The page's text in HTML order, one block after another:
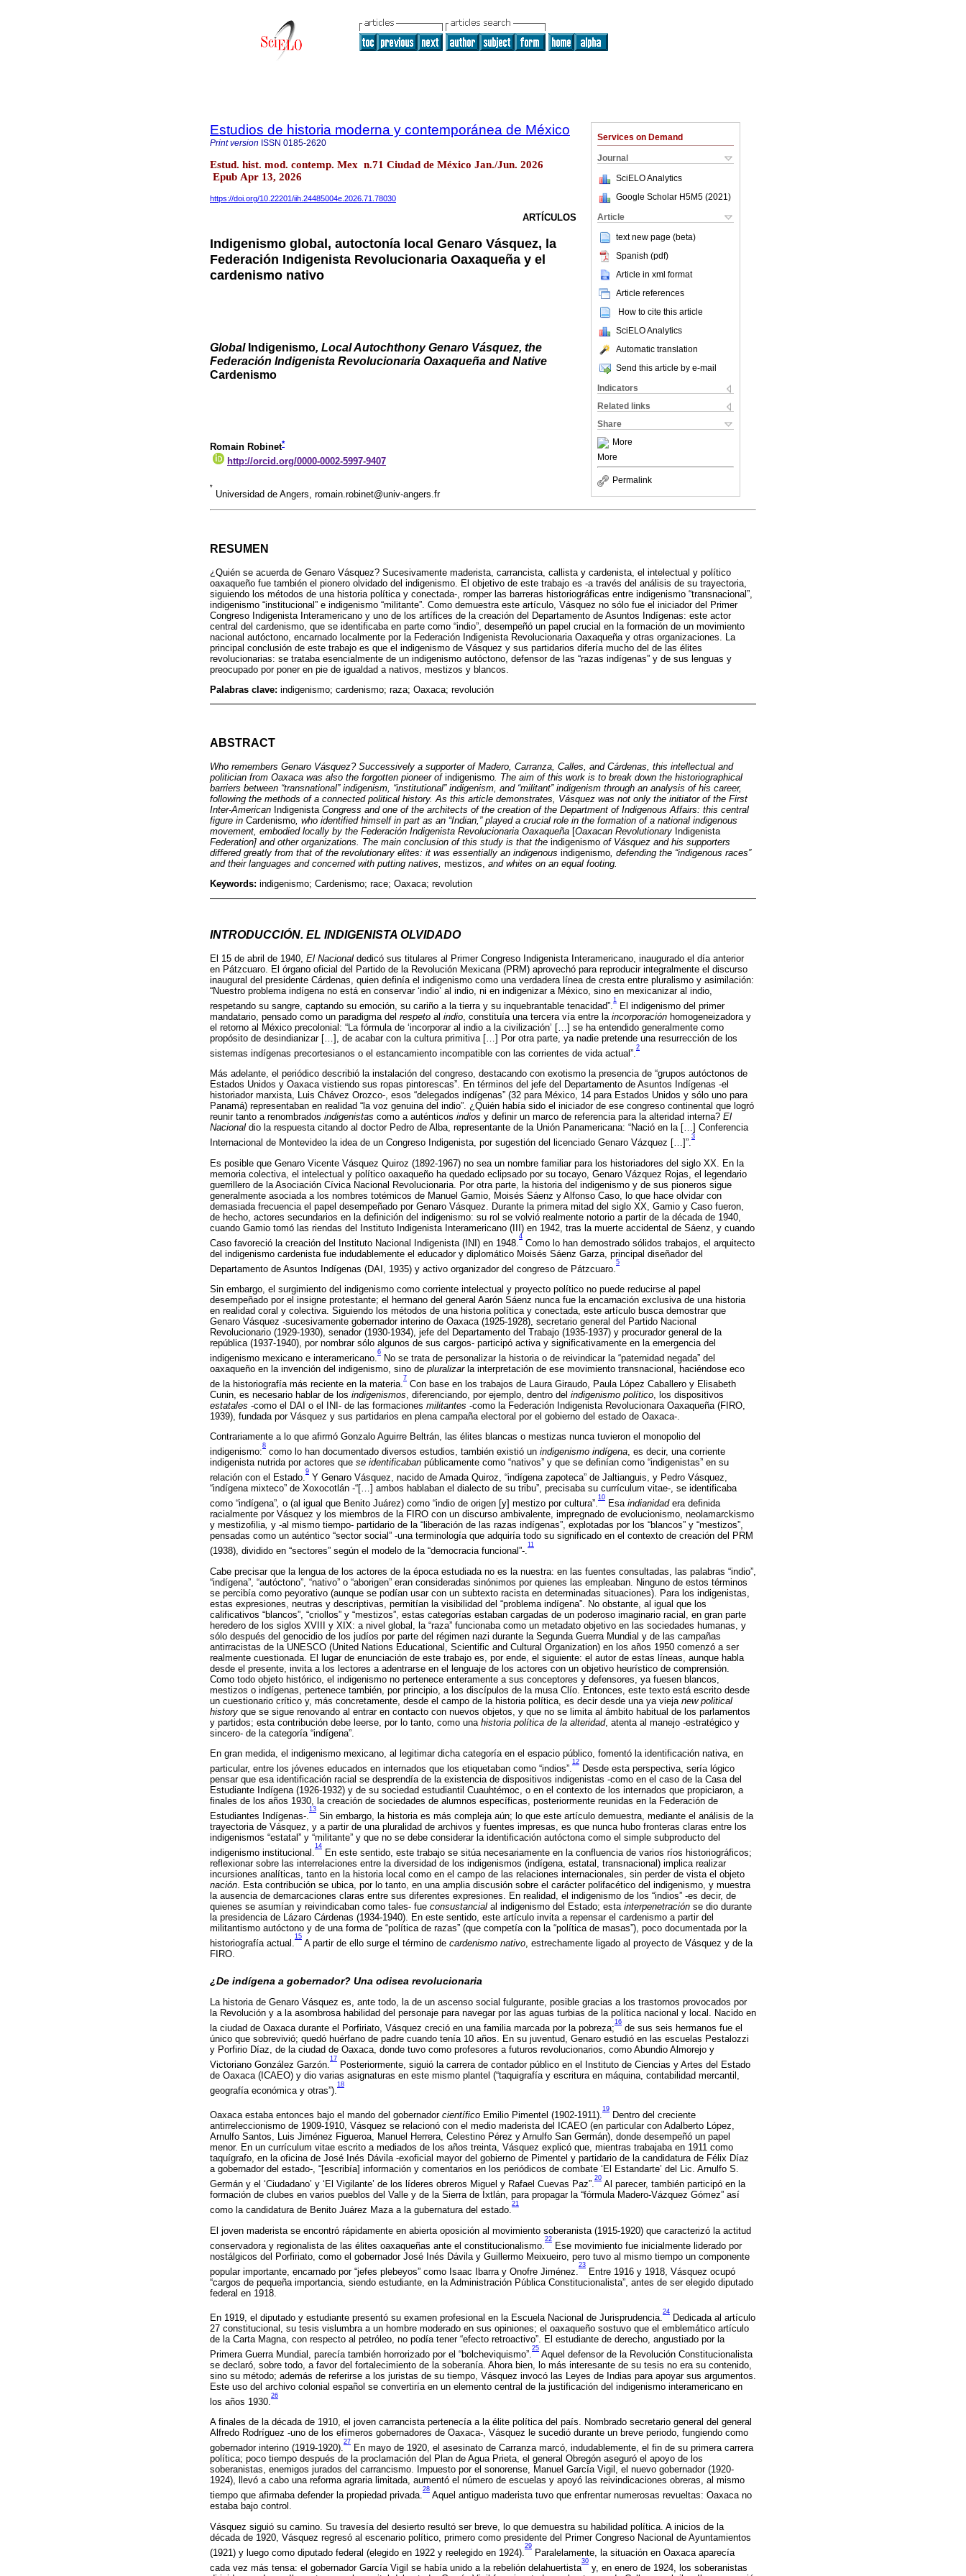
Services on Demand
Journal
SciELO Analytics
Google Scholar H5M5 (2021 )
Article
text new page (beta)
Spanish (pdf)
Article in xml format
Article references
How to cite this article
SciELO Analytics
Automatic translation
Send this article by e-mail
Indicators
Related links
Share
More
More
Permalink
Estudios de historia moderna y contemporánea de México
Print version ISSN 0185-2620
Estud. hist. mod. contemp. Mex n.71 Ciudad de México Jan./Jun. 2026
Epub Apr 13, 2026
https://doi.org/10.22201/iih.24485004e.2026.71.78030
ARTÍCULOS
Indigenismo global, autoctonía local Genaro Vásquez, la
Federación Indigenista Revolucionaria Oaxaqueña y el
cardenismo nativo
GlobalIndigenismo, Local Autochthony Genaro Vásquez, the
Federación Indigenista Revolucionaria Oaxaqueña and Native
Cardenismo
Romain Robinet*
http://orcid.org/0000-0002-5997-9407
*
Universidad de Angers, romain.robinet@univ-angers.fr
RESUMEN
¿Quién se acuerda de Genaro Vásquez? Sucesivamente maderista, carrancista, callista y cardenista, el intelectual y político
oaxaqueño fue también el pionero olvidado del indigenismo. El objetivo de este trabajo es -a través del análisis de su trayectoria,
siguiendo los métodos de una historia política y conectada-, romper las barreras historiográficas entre indigenismo “transnacional”,
indigenismo “institucional” e indigenismo “militante”. Como demuestra este artículo, Vásquez no sólo fue el iniciador del Primer
Congreso Indigenista Interamericano y uno de los artífices de la creación del Departamento de Asuntos Indígenas: este actor
central del cardenismo, que se identificaba en parte como “indio”, desempeñó un papel crucial en la formación de un movimiento
nacional autóctono, encarnado localmente por la Federación Indigenista Revolucionaria Oaxaqueña y otras organizaciones. La
principal conclusión de este trabajo es que el indigenismo de Vásquez y sus partidarios difería mucho del de las élites
revolucionarias: se trataba esencialmente de un indigenismo autóctono, defensor de las “razas indígenas” y de sus lenguas y
preocupado por poner en pie de igualdad a nativos, mestizos y blancos.
Palabras clave: indigenismo; cardenismo; raza; Oaxaca; revolución
ABSTRACT
Who remembers Genaro Vásquez? Successively a supporter of Madero, Carranza, Calles, and Cárdenas, this intellectual and
politician from Oaxaca was also the forgotten pioneer ofindigenismo. The aim of this work is to break down the historiographical
barriers between “transnational” indigenism, “institutional” indigenism, and “militant” indigenism through an analysis of his career,
following the methods of a connected political history. As this article demonstrates, Vásquez was not only the initiator of the First
Inter-American Indigenista Congress and one of the architects of the creation of the Department of Indigenous Affairs: this central
figure in Cardenismo, who identified himself in part as an “Indian,” played a crucial role in the formation of a national indigenous
movement, embodied locally by the Federación Indigenista Revolucionaria Oaxaqueña [Oaxacan Revolutionary Indigenista
Federation] and other organizations. The main conclusion of this study is that the indigenismo of Vásquez and his supporters
differed greatly from that of the revolutionary elites: it was essentially an indigenous indigenismo, defending the “indigenous races”
and their languages and concerned with putting natives, mestizos, and whites on an equal footing.
Keywords: indigenismo; Cardenismo; race; Oaxaca; revolution
INTRODUCCIÓN. EL INDIGENISTA OLVIDADO
El 15 de abril de 1940, El Nacional dedicó sus titulares al Primer Congreso Indigenista Interamericano, inaugurado el día anterior
en Pátzcuaro. El órgano oficial del Partido de la Revolución Mexicana (PRM) aprovechó para reproducir integralmente el discurso
inaugural del presidente Cárdenas, quien definía el indigenismo como una verdadera línea de cresta entre pluralismo y asimilación:
“Nuestro problema indígena no está en conservar ‘indio’ al indio, ni en indigenizar a México, sino en mexicanizar al indio,
respetando su sangre, captando su emoción, su cariño a la tierra y su inquebrantable tenacidad”.
1
El indigenismo del primer
mandatario, pensado como un paradigma del respeto al indio, constituía una tercera vía entre la incorporación homogeneizadora y
el retorno al México precolonial: “La fórmula de ‘incorporar al indio a la civilización’ […] se ha entendido generalmente como
propósito de desindianizar […], de acabar con la cultura primitiva […] Por otra parte, ya nadie pretende una resurrección de los
sistemas indígenas precortesianos o el estancamiento incompatible con las corrientes de vida actual”.
2
Más adelante, el periódico describió la instalación del congreso, destacando con exotismo la presencia de “grupos autóctonos de
Estados Unidos y Oaxaca vistiendo sus ropas pintorescas”. En términos del jefe del Departamento de Asuntos Indígenas -el
historiador marxista, Luis Chávez Orozco-, esos “delegados indígenas” (32 para México, 14 para Estados Unidos y sólo uno para
Panamá) representaban en realidad “la voz genuina del indio”. ¿Quién había sido el iniciador de ese congreso continental que logró
reunir tanto a renombrados indigenistas como a auténticos indios y definir un marco de referencia para la alteridad interna? El
Nacional dio la respuesta citando al doctor Pedro de Alba, representante de la Unión Panamericana: “Nació en la […] Conferencia
Internacional de Montevideo la idea de un Congreso Indigenista, por sugestión del licenciado Genaro Vázquez […]”.
3
Es posible que Genaro Vicente Vásquez Quiroz (1892-1967) no sea un nombre familiar para los historiadores del siglo XX. En la
memoria colectiva, el intelectual y político oaxaqueño ha quedado eclipsado por su tocayo, Genaro Vázquez Rojas, el legendario
guerrillero de la Asociación Cívica Nacional Revolucionaria. Por otra parte, la historia del indigenismo y de sus pioneros sigue
generalmente asociada a los nombres totémicos de Manuel Gamio, Moisés Sáenz y Alfonso Caso, lo que hace olvidar con
demasiada frecuencia el papel desempeñado por Genaro Vásquez. Durante la primera mitad del siglo XX, Gamio y Caso fueron,
de hecho, actores secundarios en la definición del indigenismo: su rol se volvió realmente notorio a partir de la década de 1940,
cuando Gamio tomó las riendas del Instituto Indigenista Interamericano (III) en 1942, tras la muerte accidental de Sáenz, y cuando
Caso favoreció la creación del Instituto Nacional Indigenista (INI) en 1948.
4
Como lo han demostrado sólidos trabajos, el arquitecto
del indigenismo cardenista fue indudablemente el educador y diplomático Moisés Sáenz Garza, principal diseñador del
Departamento de Asuntos Indígenas (DAI, 1935) y activo organizador del congreso de Pátzcuaro.
5
Sin embargo, el surgimiento del indigenismo como corriente intelectual y proyecto político no puede reducirse al papel
desempeñado por el insigne protestante; el hermano del general Aarón Sáenz nunca fue la encarnación exclusiva de una historia
en realidad coral y colectiva. Siguiendo los métodos de una historia política y conectada, este artículo busca demostrar que
Genaro Vásquez -sucesivamente gobernador interino de Oaxaca (1925-1928), secretario general del Partido Nacional
Revolucionario (1929-1930), senador (1930-1934), jefe del Departamento del Trabajo (1935-1937) y procurador general de la
república (1937-1940), por nombrar sólo algunos de sus cargos- participó activa y significativamente en la emergencia del
indigenismo mexicano e interamericano.
6
No se trata de personalizar la historia o de reivindicar la “paternidad negada” del
oaxaqueño en la invención del indigenismo, sino de pluralizarla interpretación de ese movimiento transnacional, haciéndose eco
de la historiografía más reciente en la materia.
7
Con base en los trabajos de Laura Giraudo, Paula López Caballero y Elisabeth
Cunin, es necesario hablar de los indigenismos , diferenciando, por ejemplo, dentro del indigenismo político , los dispositivos
estatales -como el DAI o el INI- de las formaciones militantes -como la Federación Indigenista Revolucionara Oaxaqueña (FIRO,
1939), fundada por Vásquez y sus partidarios en plena campaña electoral por el gobierno del estado de Oaxaca-.
Contrariamente a lo que afirmó Gonzalo Aguirre Beltrán, las élites blancas o mestizas nunca tuvieron el monopolio del
indigenismo:
8
como lo han documentado diversos estudios, también existió un indigenismo indígena, es decir, una corriente
indigenista nutrida por actores que se identificaban públicamente como “nativos” y que se definían como “indigenistas” en su
relación con el Estado.
9
Y Genaro Vásquez, nacido de Amada Quiroz, “indígena zapoteca” de Jaltianguis, y Pedro Vásquez,
“indígena mixteco” de Xoxocotlán -“[…] ambos hablaban el dialecto de su tribu”, precisaba su currículum vitae-, se identificaba
como “indígena”, o (al igual que Benito Juárez) como “indio de origen [y] mestizo por cultura”.
10
Esa indianidadera definida
racialmente por Vásquez y los miembros de la FIRO con un discurso ambivalente, impregnado de evolucionismo, neolamarckismo
y mestizofilia, y -al mismo tiempo- partidario de la “liberación de las razas indígenas”, explotadas por los “blancos” y “mestizos”,
pensadas como un auténtico “sector social” -una terminología que adquiría todo su significado en el contexto de creación del PRM
(1938), dividido en “sectores” según el modelo de la “democracia funcional”-.
11
Cabe precisar que la lengua de los actores de la época estudiada no es la nuestra: en las fuentes consultadas, las palabras “indio”,
“indígena”, “autóctono”, “nativo” o “aborigen” eran consideradas sinónimos por quienes las empleaban. Ninguno de estos términos
se percibía como peyorativo (aunque se podían usar con un subtexto racista en determinadas situaciones). Para los indigenistas,
estas expresiones, neutras y descriptivas, permitían la visibilidad del “problema indígena”. No obstante, al igual que los
calificativos “blancos”, “criollos” y “mestizos”, estas categorías estaban cargadas de un poderoso imaginario racial, en gran parte
heredero de los siglos XVIII y XIX: a nivel global, la “raza” funcionaba como un metadato objetivo en las sociedades humanas, y
sólo después del genocidio de los judíos por parte del régimen nazi durante la Segunda Guerra Mundial y de las campañas
antirracistas de la UNESCO (United Nations Educational, Scientific and Cultural Organization) en los años 1950 comenzó a ser
realmente cuestionada. El lugar de enunciación de este trabajo es, por ende, el siguiente: el autor de estas líneas, aunque habla
desde el presente, invita a los lectores a adentrarse en el lenguaje de los actores con un objetivo heurístico de comprensión.
Como todo objeto histórico, el indigenismo no pertenece enteramente a sus conceptores y defensores, ya fuesen blancos,
mestizos o indígenas, pertenece también, por principio, a los discípulos de la musa Clío. Entonces, este texto está escrito desde
un cuestionario crítico y, más concretamente, desde el campo de la historia política, es decir desde una ya vieja new political
history que se sigue renovando al entrar en contacto con nuevos objetos, y que no se limita al ámbito habitual de los parlamentos
y partidos; esta contribución debe leerse, por lo tanto, como una historia política de la alteridad, atenta al manejo -estratégico y
sincero- de la categoría “indígena”.
En gran medida, el indigenismo mexicano, al legitimar dicha categoría en el espacio público, fomentó la identificación nativa, en
particular, entre los jóvenes educados en internados que los etiquetaban como “indios”.
12
Desde esta perspectiva, sería lógico
pensar que esa identificación racial se desprendía de la existencia de dispositivos indigenistas -como en el caso de la Casa del
Estudiante Indígena (1926-1932) y de su sociedad estudiantil Cuauhtémoc, o en el contexto de los internados que propiciaron, a
finales de los años 1930, la creación de sociedades de alumnos específicas, posteriormente reunidas en la Federación de
Estudiantes Indígenas-.
13
Sin embargo, la historia es más compleja aún; lo que este artículo demuestra, mediante el análisis de la
trayectoria de Vásquez, y a partir de una pluralidad de archivos y fuentes impresas, es que nunca hubo fronteras claras entre los
indigenismos “estatal” y “militante” y que no se debe considerar la identificación autóctona como el simple subproducto del
indigenismo institucional.
14
En este sentido, este trabajo se sitúa necesariamente en la confluencia de varios ríos historiográficos;
reflexionar sobre las interrelaciones entre la diversidad de los indigenismos (indígena, estatal, transnacional) implica realizar
incursiones analíticas, tanto en la historia local como en el campo de las relaciones internacionales, sin perder de vista el objeto
nación . Esta contribución se ubica, por lo tanto, en una amplia discusión sobre el carácter polifacético del indigenismo, y muestra
la ausencia de demarcaciones claras entre sus diferentes expresiones. En realidad, el indigenismo de los “indios” -es decir, de
quienes se asumían y reivindicaban como tales- fue consustancial al indigenismo del Estado; esta interpenetración se dio durante
la presidencia de Lázaro Cárdenas (1934-1940). En este sentido, este artículo invita a repensar el cardenismo a partir del
militantismo autóctono y de una forma de “política de razas” (que competía con la “política de masas”), poco documentada por la
historiografía actual.
15
A partir de ello surge el término de cardenismo nativo , estrechamente ligado al proyecto de Vásquez y de la
FIRO.
¿De indígena a gobernador? Una odisea revolucionaria
La historia de Genaro Vásquez es, ante todo, la de un ascenso social fulgurante, posible gracias a los trastornos provocados por
la Revolución y a la asombrosa habilidad del personaje para navegar por las aguas turbias de la política nacional y local. Nacido en
la ciudad de Oaxaca durante el Porfiriato, Vásquez creció en una familia marcada por la pobreza;
16
de sus seis hermanos fue el
único que sobrevivió; quedó huérfano de padre cuando tenía 10 años. En su juventud, Genaro estudió en las escuelas Pestalozzi
y Porfirio Díaz, de la ciudad de Oaxaca, donde tuvo como profesores a futuros revolucionarios, como Abundio Almorejo y
Victoriano González Garzón.
17
Posteriormente, siguió la carrera de contador público en el Instituto de Ciencias y Artes del Estado
de Oaxaca (ICAEO) y dio varias asignaturas en este mismo plantel (“taquigrafía y escritura en máquina, contabilidad mercantil,
geografía económica y otras”).
18
Oaxaca estaba entonces bajo el mando del gobernador científico Emilio Pimentel (1902-1911).
19
Dentro del creciente
antirreleccionismo de 1909-1910, Vásquez se relacionó con el medio maderista del ICAEO (en particular con Adalberto López,
Arnulfo Santos, Luis Jiménez Figueroa, Manuel Herrera, Celestino Pérez y Arnulfo San Germán), donde desempeñó un papel
menor. En un currículum vitae escrito a mediados de los años treinta, Vásquez explicó que, mientras trabajaba en 1911 como
taquígrafo, en la oficina de José Inés Dávila -exoficial mayor del gobierno de Pimentel y partidario de la candidatura de Félix Díaz
a gobernador del estado-, “[escribía] información y comentarios en los periódicos de combate ‘El Estandarte’ del Lic. Arnulfo S.
Germán y el ‘Ciudadano’ y ‘El Vigilante’ de los líderes obreros Miguel y Rafael Cuevas Paz”.
20
Al parecer, también participó en la
formación de clubes en varios pueblos del Valle y de la Sierra de Ixtlán, para propagar la “fórmula Madero-Vázquez Gómez” así
como la candidatura de Benito Juárez Maza a la gubernatura del estado.
21
El joven maderista se encontró rápidamente en abierta oposición al movimiento soberanista (1915-1920) que caracterizó la actitud
conservadora y regionalista de las élites oaxaqueñas ante el constitucionalismo.
22
Ese movimiento fue inicialmente liderado por
nostálgicos del Porfiriato, como el gobernador José Inés Dávila y Guillermo Meixueiro, pero tuvo al mismo tiempo un componente
popular importante, encarnado por “jefes plebeyos” como Isaac Ibarra y Onofre Jiménez.
23
Entre 1916 y 1918, Vásquez ocupó
“cargos de pequeña importancia, siendo estudiante, en la Administración Pública Constitucionalista”, antes de ser elegido diputado
federal en 1918.
En 1919, el diputado y estudiante presentó su examen profesional en la Escuela Nacional de Jurisprudencia.
24
Dedicada al artículo
27 constitucional, su tesis vislumbra a un hombre moderado en sus opiniones; el oaxaqueño sostuvo que el emblemático artículo
de la Carta Magna, con respecto al petróleo, no podía tener “efecto retroactivo”. El estudiante de derecho, angustiado por la
Primera Guerra Mundial, parecía también horrorizado por el “bolcheviquismo”.
25
Aquel defensor de la Revolución Constitucionalista
se declaró, sobre todo, a favor del fortalecimiento de la soberanía. Ahora bien, lo más interesante de su tesis no era su contenido,
sino su método; además de referirse a los juristas de su tiempo, Vásquez invocó las Leyes de Indias para apoyar sus argumentos.
Este uso del archivo colonial español se convertiría en un elemento central de la justificación del indigenismo interamericano en
los años 1930.
26
A finales de la década de 1910, el joven carrancista pertenecía a la élite política del país. Nombrado secretario general del general
Alfredo Rodríguez -uno de los efímeros gobernadores de Oaxaca-, Vásquez le sucedió durante un breve periodo, fungiendo como
gobernador interino (1919-1920).
27
En mayo de 1920, el asesinato de Carranza marcó, indudablemente, el fin de su primera carrera
política; poco tiempo después de la proclamación del Plan de Agua Prieta, el general Obregón aseguró el apoyo de los
soberanistas, enemigos jurados del carrancismo. Impuesto por el sonorense, Manuel García Vigil, el nuevo gobernador (1920-
1924), llevó a cabo una reforma agraria limitada, aumentó el número de escuelas y apoyó las reivindicaciones obreras, al mismo
tiempo que afirmaba defender la propiedad privada.
28
Aquel antiguo maderista tuvo que enfrentar numerosas revueltas: Oaxaca no
estaba bajo control.
Vásquez siguió su camino. Su travesía del desierto resultó ser breve, lo que demuestra su habilidad política. A inicios de la
década de 1920, Vásquez regresó al escenario político, primero como presidente del Primer Congreso Nacional de Ayuntamientos
(1921) y luego como diputado federal (elegido en 1922 y reelegido en 1924).
29
Paralelamente, la situación en Oaxaca aparecía
cada vez más tensa: el gobernador García Vigil se había unido a la rebelión delahuertista
30
y, en enero de 1924, los soberanistas